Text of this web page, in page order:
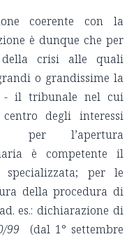
coerente con la
è dunque che per
della crisi alle quali
o grandissime la
- il tribunale nel cui
degli interessi
l’apertura
è competente il
specializzata; per le
della procedura di
es.: dichiarazione di
99
(dal 1° settembre